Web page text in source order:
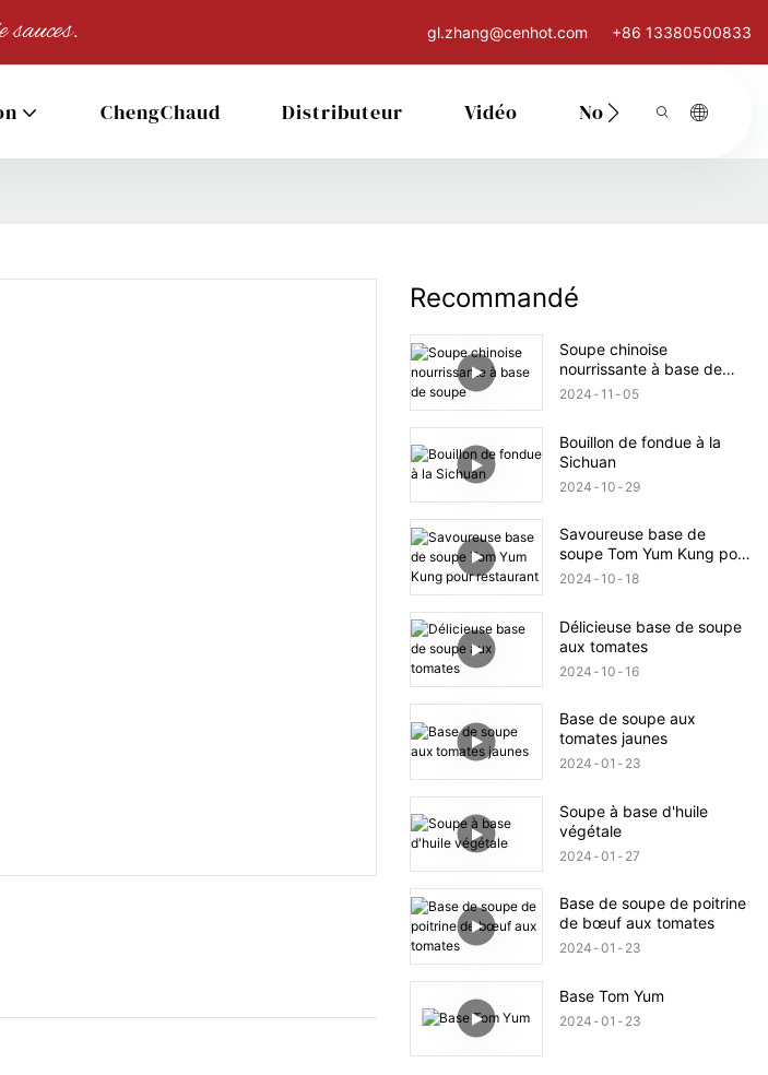
sauces. gl.zhang@cenhot.com +86 13380500833
ChengChaud Distributeur Vidéo Nous Contacter
Recommandé
Soupe chinoise
nourrissante à base de
soupe
2024 11 05
Bouillon de fondue à la
Sichuan
2024 10 29
Savoureuse base de
soupe Tom Yum Kung pour
restaurant
2024 10 18
Délicieuse base de soupe
aux tomates
2024 10 16
Base de soupe aux
tomates jaunes
2024 01 23
Soupe à base d'huile
végétale
2024 01 27
Base de soupe de poitrine
de bœuf aux tomates
2024 01 23
Base Tom Yum
2024 01 23